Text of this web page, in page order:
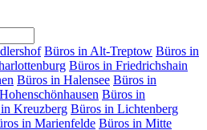
Büros in Alt-Treptow Büros in
Büros in Friedrichshain
Büros in Halensee Büros in
Büros in
Kreuzberg Büros in Lichtenberg
in Marienfelde Büros in Mitte